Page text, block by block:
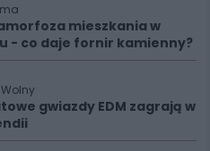
mieszkania w
- co daje fornir kamienny?
gwiazdy EDM zagrają w